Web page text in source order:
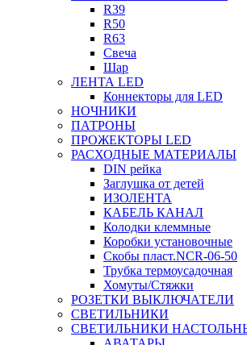
R39
R50
R63
Свеча
Шар
ЛЕНТА LED
Коннекторы для LED
НОЧНИКИ
ПАТРОНЫ
ПРОЖЕКТОРЫ LED
РАСХОДНЫЕ МАТЕРИАЛЫ
DIN рейка
Заглушка от детей
ИЗОЛЕНТА
КАБЕЛЬ КАНАЛ
Колодки клеммные
Коробки установочные
Скобы пласт.NCR-06-50
Трубка термоусадочная
Хомуты/Стяжки
РОЗЕТКИ ВЫКЛЮЧАТЕЛИ
СВЕТИЛЬНИКИ
СВЕТИЛЬНИКИ